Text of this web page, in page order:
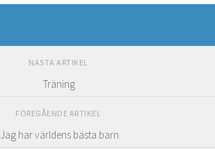
NÄSTA ARTIKEL
Träning
FÖREGÅENDE ARTIKEL
Jag har världens bästa barn